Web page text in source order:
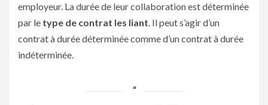
employeur. La durée de leur collaboration est déterminée
par le type de contrat les liant. Il peut s’agir d’un
contrat à durée déterminée comme d’un contrat à durée
indéterminée.